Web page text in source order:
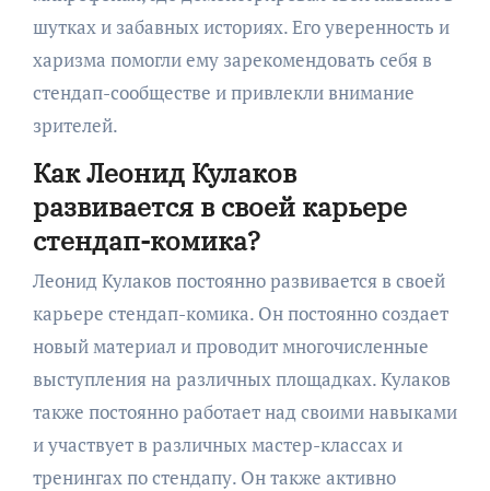
шутках и забавных историях. Его уверенность и
харизма помогли ему зарекомендовать себя в
стендап-сообществе и привлекли внимание
зрителей.
Как Леонид Кулаков
развивается в своей карьере
стендап-комика?
Леонид Кулаков постоянно развивается в своей
карьере стендап-комика. Он постоянно создает
новый материал и проводит многочисленные
выступления на различных площадках. Кулаков
также постоянно работает над своими навыками
и участвует в различных мастер-классах и
тренингах по стендапу. Он также активно